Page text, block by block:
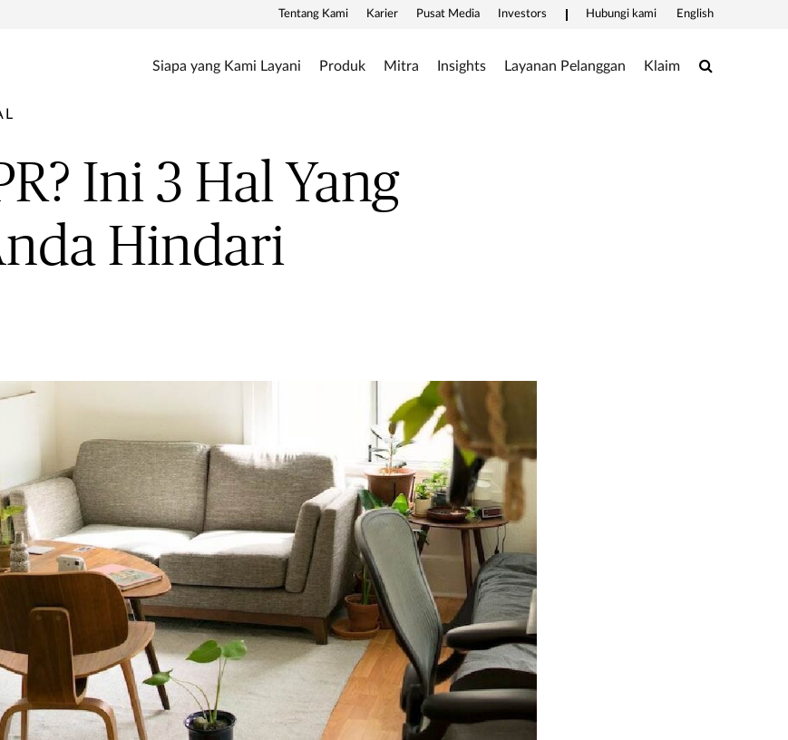
Tentang Kami Karier Pusat Media Investors Hubungi kami English
Siapa yang Kami Layani Produk Mitra Insights Layanan Pelanggan Klaim Search
Ini 3 Hal Yang
Hindari